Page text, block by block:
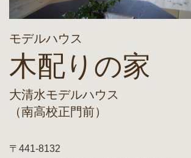
モデルハウス
木配りの家
大清水モデルハウス
（南高校正門前）
〒441-8132